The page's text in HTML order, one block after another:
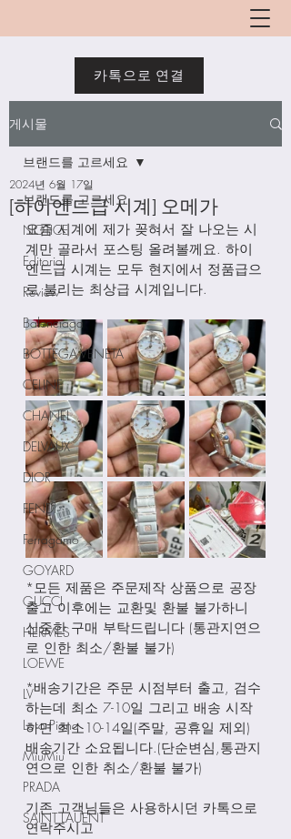
카톡으로 연결
게시물
브랜드를 고르세요
NOTICE
Editorial
Review
Balenciaga
BOTTEGA VENETA
CELINE
CHANEL
DELVAUX
DIOR
FENDI
Ferragamo
GOYARD
GUCCI
HERMES
LOEWE
LV
Loro Piana
MiuMiu
PRADA
SAINT LAUENT
브랜드를 고르세요
[하이엔드급 시계] 오메가
2024년 6월 17일
요즘 시계에 제가 꽂혀서 잘 나오는 시
계만 골라서 포스팅 올려볼께요. 하이
엔드급 시계는 모두 현지에서 정품급으
로 불리는 최상급 시계입니다.
*모든 제품은 주문제작 상품으로 공장
출고 이후에는 교환및 환불 불가하니
신중한 구매 부탁드립니다 (통관지연으
로 인한 최소/환불 불가)
*배송기간은 주문 시점부터 출고, 검수
하는데 최소 7-10일 그리고 배송 시작
하면 최소10-14일(주말, 공휴일 제외)
배송기간 소요됩니다.(단순변심,통관지
연으로 인한 취소/환불 불가)
기존 고객님들은 사용하시던 카톡으로
연락주시고